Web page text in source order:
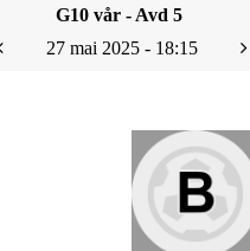
G10 vår - Avd 5
27 mai 2025 - 18:15